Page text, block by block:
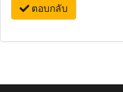
ตอบกลับ